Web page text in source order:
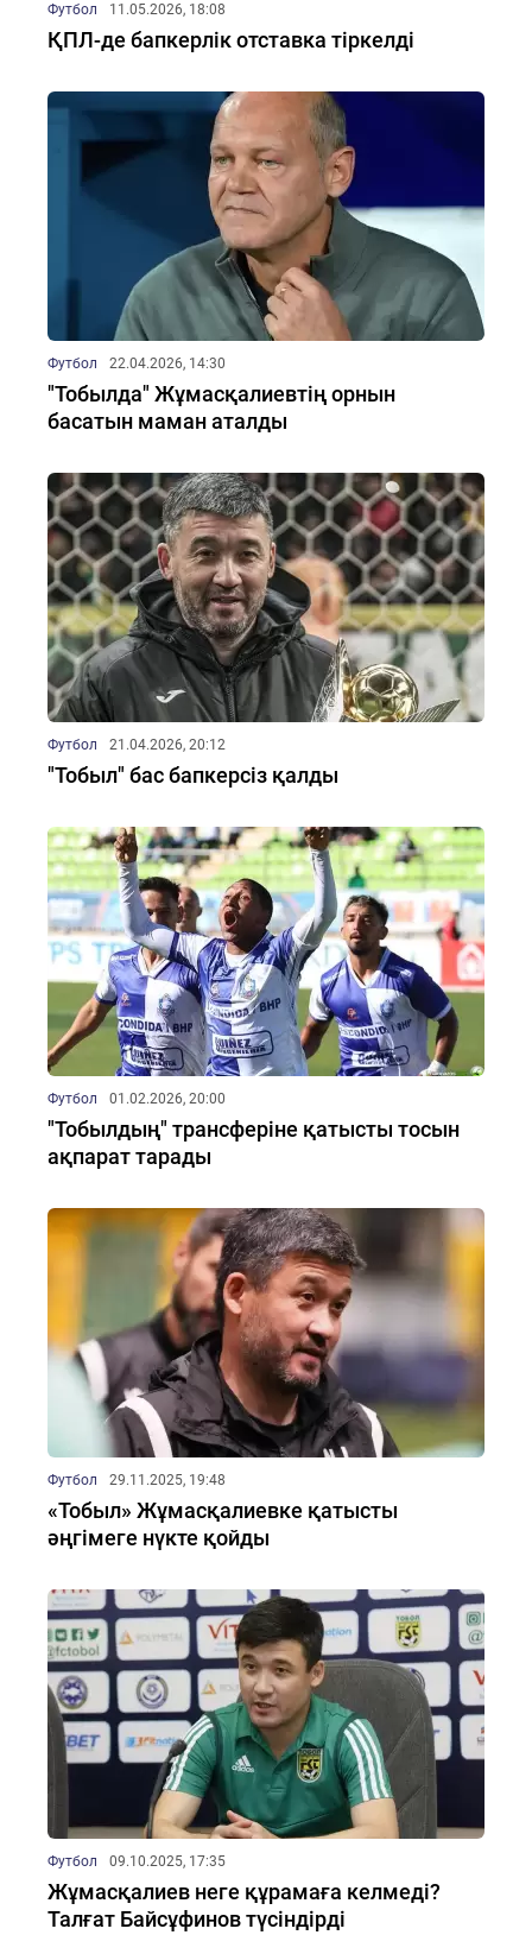
Футбол 11.05.2026, 18:08
ҚПЛ-де бапкерлік отставка тіркелді
Футбол 22.04.2026, 14:30
"Тобылда" Жұмасқалиевтің орнын
басатын маман аталды
Футбол 21.04.2026, 20:12
"Тобыл" бас бапкерсіз қалды
Футбол 01.02.2026, 20:00
"Тобылдың" трансферіне қатысты тосын
ақпарат тарады
Футбол 29.11.2025, 19:48
«Тобыл» Жұмасқалиевке қатысты
әңгімеге нүкте қойды
Футбол 09.10.2025, 17:35
Жұмасқалиев неге құрамаға келмеді?
Талғат Байсұфинов түсіндірді